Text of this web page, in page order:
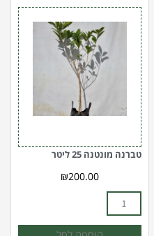
טברנה מונטנה 25 ליטר
₪200.00
כמות
של
טברנה
מונטנה
25
ליטר